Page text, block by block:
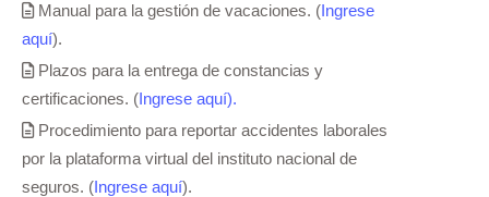
Manual para la gestión de vacaciones. (Ingrese
aquí).
Plazos para la entrega de constancias y
certificaciones. (Ingrese aquí).
Procedimiento para reportar accidentes laborales
por la plataforma virtual del instituto nacional de
seguros. (Ingrese aquí).